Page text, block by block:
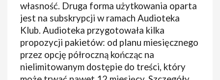
własność. Druga forma użytkowania oparta
jest na subskrypcji w ramach Audioteka
Klub. Audioteka przygotowała kilka
propozycji pakietów: od planu miesięcznego
przez opcję półroczną kończąc na
nielimitowanym dostępie do treści, który